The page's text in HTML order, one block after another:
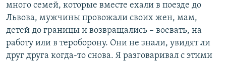
много семей, которые вместе ехали в поезде до
Львова, мужчины провожали своих жен, мам,
детей до границы и возвращались – воевать, на
работу или в тероборону. Они не знали, увидят ли
друг друга когда-то снова. Я разговаривал с этими